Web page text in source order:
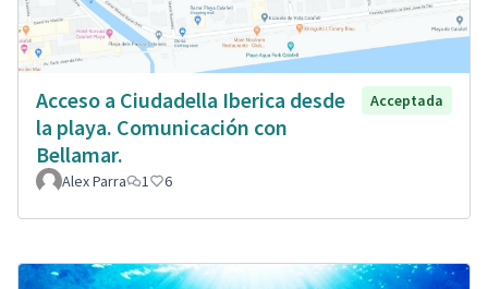
Acceso a Ciudadella Iberica desde
la playa. Comunicación con
Bellamar.
Acceptada
Alex Parra 1 6